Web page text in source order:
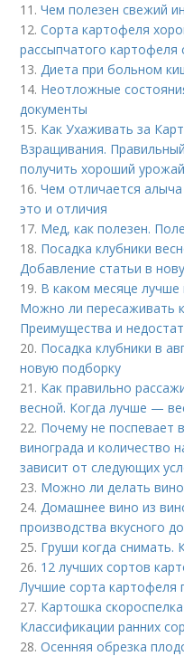
11.Чем полезен свежий
12.Сорта картофеля
рассыпчатого
13.Диета при больном
14. Неотложные
документы
15. Как Ухаживать за
Взращивания.
получить хороший урожай
16.Чем отличается
это и отличия
17. Мед, как полезен.
18. Посадка клубники
Добавление статьи в
19. В каком месяце лучше
Можно ли пересаживать
Преимущества и
20. Посадка клубники в
новую подборку
21. Как правильно
весной. Когда лучше —
22. Почему не поспевает
винограда и количество
зависит от следующих
23. Можно ли делать
24.Домашнее вино из
производства вкусного
25. Груши когда снимать.
26. 12 лучших сортов
Лучшие сорта картофеля
27. Картошка
Классификации ранних
28.Осенняя обрезка